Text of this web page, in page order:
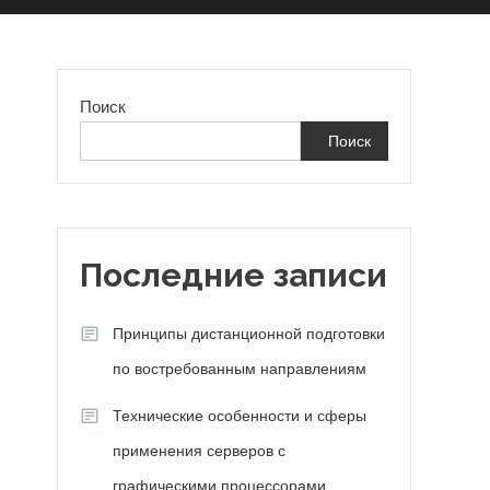
Поиск
Поиск
Последние записи
Принципы дистанционной подготовки
по востребованным направлениям
Технические особенности и сферы
применения серверов с
графическими процессорами